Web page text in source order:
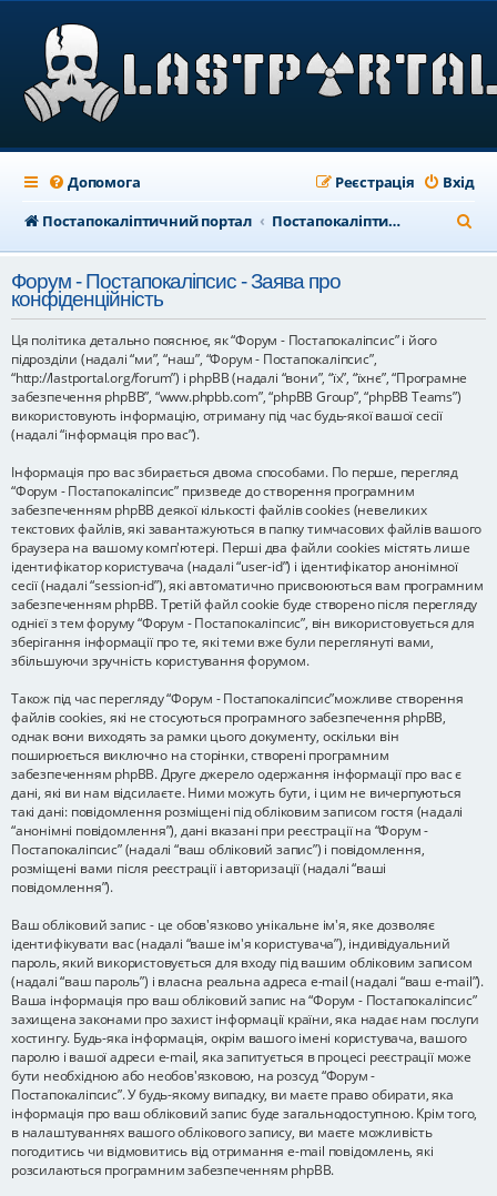
Допомога Вхід
Реєстрація
Постапокаліптичний портал
Постапокаліптичний форум
о
у
Форум - Постапокаліпсис - Заява про
конфіденційність
Ця політика детально пояснює, як “Форум - Постапокаліпсис” і його
підрозділи (надалі “ми”, “наш”, “Форум - Постапокаліпсис”,
“http://lastportal.org/forum”) і phpBB (надалі “вони”, “їх”, “їхнє”, “Програмне
забезпечення phpBB”, “www.phpbb.com”, “phpBB Group”, “phpBB Teams”)
використовують інформацію, отриману під час будь-якої вашої сесії
(надалі “інформація про вас”).
Інформація про вас збирається двома способами. По перше, перегляд
“Форум - Постапокаліпсис” призведе до створення програмним
забезпеченням phpBB деякої кількості файлів cookies (невеликих
текстових файлів, які завантажуються в папку тимчасових файлів вашого
браузера на вашому комп'ютері. Перші два файли cookies містять лише
ідентифікатор користувача (надалі “user-id”) і ідентифікатор анонімної
сесії (надалі “session-id”), які автоматично присвоюються вам програмним
забезпеченням phpBB. Третій файл cookie буде створено після перегляду
однієї з тем форуму “Форум - Постапокаліпсис”, він використовується для
зберігання інформації про те, які теми вже були переглянуті вами,
збільшуючи зручність користування форумом.
Також під час перегляду “Форум - Постапокаліпсис”можливе створення
файлів cookies, які не стосуються програмного забезпечення phpBB,
однак вони виходять за рамки цього документу, оскільки він
поширюється виключно на сторінки, створені програмним
забезпеченням phpBB. Друге джерело одержання інформації про вас є
дані, які ви нам відсилаєте. Ними можуть бути, і цим не вичерпуються
такі дані: повідомлення розміщені під обліковим записом гостя (надалі
“анонімні повідомлення”), дані вказані при реєстрації на “Форум -
Постапокаліпсис” (надалі “ваш обліковий запис”) і повідомлення,
розміщені вами після реєстрації і авторизації (надалі “ваші
повідомлення”).
Ваш обліковий запис - це обов'язково унікальне ім'я, яке дозволяє
ідентифікувати вас (надалі “ваше ім'я користувача”), індивідуальний
пароль, який використовується для входу під вашим обліковим записом
(надалі “ваш пароль”) і власна реальна адреса e-mail (надалі “ваш e-mail”).
Ваша інформація про ваш обліковий запис на “Форум - Постапокаліпсис”
захищена законами про захист інформації країни, яка надає нам послуги
хостингу. Будь-яка інформація, окрім вашого імені користувача, вашого
паролю і вашої адреси e-mail, яка запитується в процесі реєстрації може
бути необхідною або необов'язковою, на розсуд “Форум -
Постапокаліпсис”. У будь-якому випадку, ви маєте право обирати, яка
інформація про ваш обліковий запис буде загальнодоступною. Крім того,
в налаштуваннях вашого облікового запису, ви маєте можливість
погодитись чи відмовитись від отримання e-mail повідомлень, які
розсилаються програмним забезпеченням phpBB.